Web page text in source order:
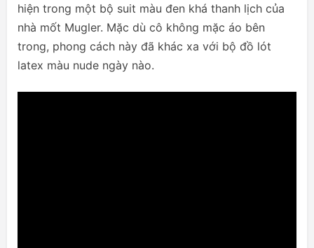
hiện trong một bộ suit màu đen khá thanh lịch của
nhà mốt Mugler. Mặc dù cô không mặc áo bên
trong, phong cách này đã khác xa với bộ đồ lót
latex màu nude ngày nào.